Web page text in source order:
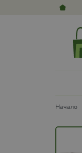
Начало